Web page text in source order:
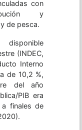
con
y
de pesca.
(INDEC,
Interno
de 10,2 %,
del año
PIB era
finales de